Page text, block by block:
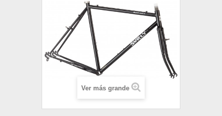
Ver más grande